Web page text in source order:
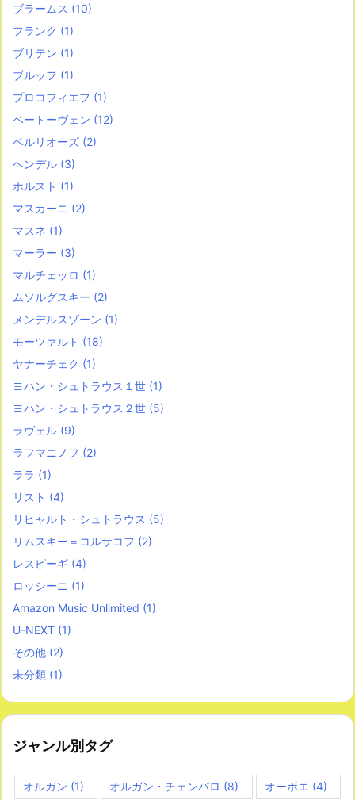
ブラームス (10)
フランク (1)
ブリテン (1)
ブルッフ (1)
プロコフィエフ (1)
ベートーヴェン (12)
ベルリオーズ (2)
ヘンデル (3)
ホルスト (1)
マスカーニ (2)
マスネ (1)
マーラー (3)
マルチェッロ (1)
ムソルグスキー (2)
メンデルスゾーン (1)
モーツァルト (18)
ヤナーチェク (1)
ヨハン・シュトラウス１世 (1)
ヨハン・シュトラウス２世 (5)
ラヴェル (9)
ラフマニノフ (2)
ララ (1)
リスト (4)
リヒャルト・シュトラウス (5)
リムスキー＝コルサコフ (2)
レスピーギ (4)
ロッシーニ (1)
Amazon Music Unlimited (1)
U-NEXT (1)
その他 (2)
未分類 (1)
ジャンル別タグ
オルガン (1) オルガン・チェンバロ (8) オーボエ (4)